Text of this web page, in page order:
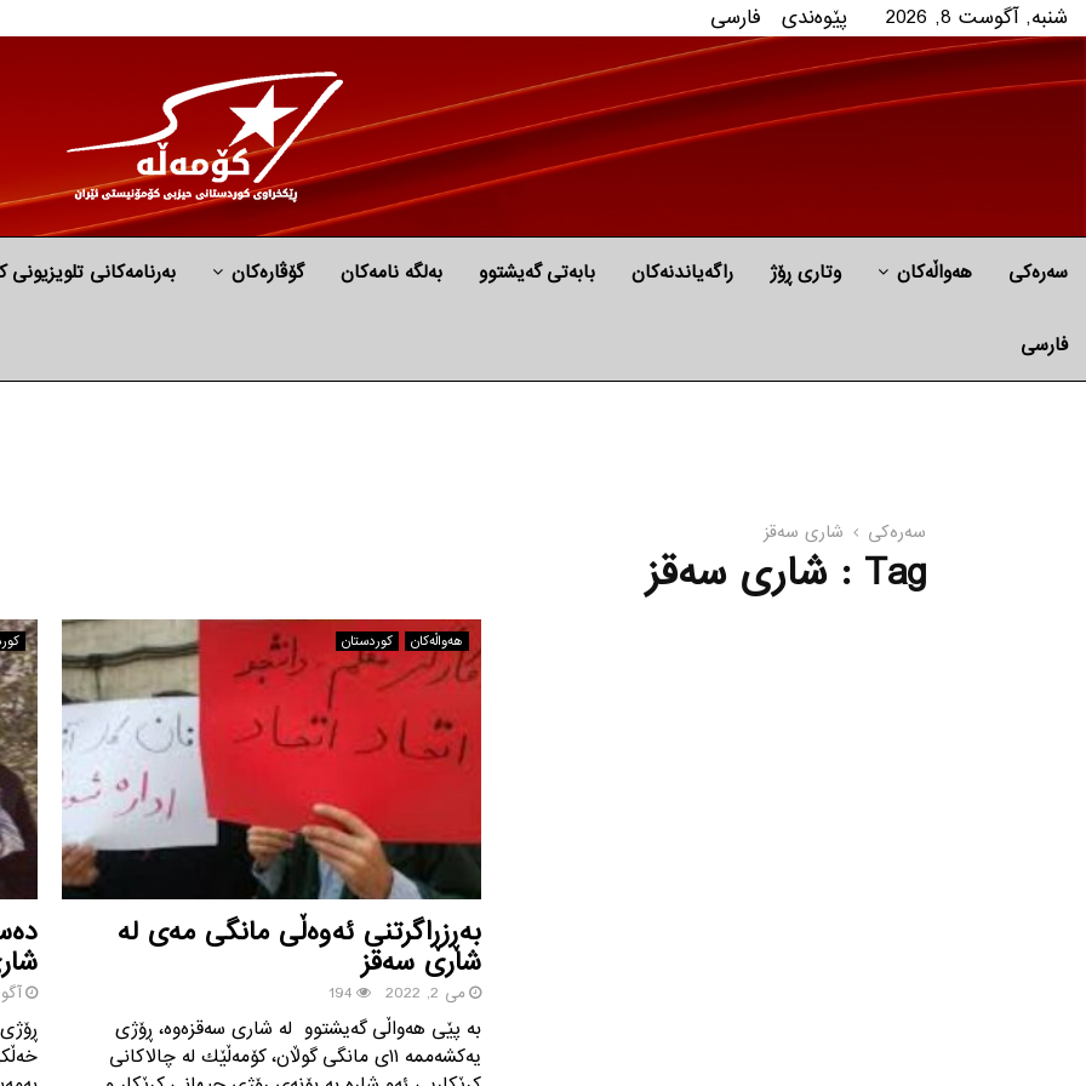
شنبه, آگوست 8, 2026 پێوه‌ندی فارسی
سەرەکی هه‌واڵه‌کان وتاری ڕۆژ راگه‌یاندنه‌كان بابه‌تی گه‌یشتوو به‌لگه‌ نامه‌كان گۆڤارەکان بەرنامەکانی تلویزیونی
فارسی
سه‌ره‌کی شاری سه‌قز
Tag : شاری سه‌قز
هه‌واڵه‌کان كوردستان
به‌ڕزڕاگرتنی ئه‌وه‌ڵی مانگی مه‌ی له‌
شاری سه‌قز
می 2, 2022 194
به‌ پێی هه‌واڵی گه‌یشتوو له‌ شاری سه‌قزه‌وه‌، ڕۆژی
یه‌كشه‌ممه‌ ١١ی مانگی گوڵان، كۆمه‌ڵێك له‌ چالاكانی